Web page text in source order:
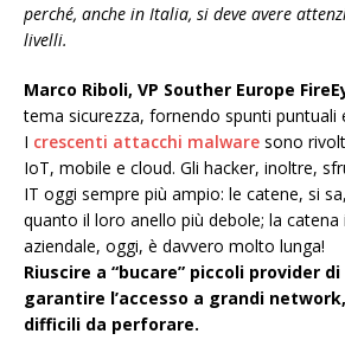
perché, anche in Italia, si deve avere
livelli.
Marco Riboli, VP Souther Europe
tema sicurezza, fornendo spunti puntuali
I crescenti attacchi malware sono
IoT, mobile e cloud. Gli hacker, inoltre,
IT oggi sempre più ampio: le catene, si
quanto il loro anello più debole; la
aziendale, oggi, è davvero molto lunga!
Riuscire a “bucare” piccoli provider
garantire l’accesso a grandi
difficili da perforare.